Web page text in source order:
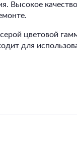
цветовой
для